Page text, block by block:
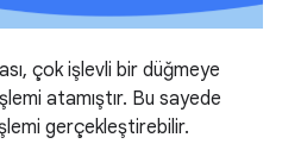
çok işlevli bir düğmeye
atamıştır. Bu sayede
gerçekleştirebilir.